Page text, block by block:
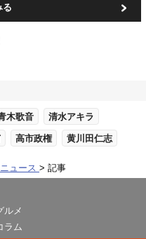
る
木歌音 清水アキラ
高市政権 黄川田仁志
ュース 記事
ルメ
ラム